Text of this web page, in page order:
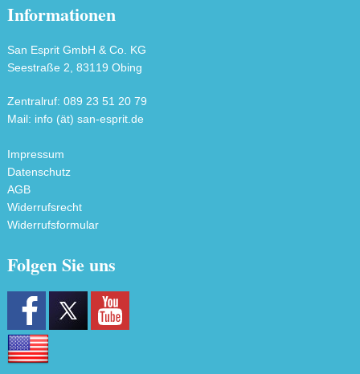
Informationen
San Esprit GmbH & Co. KG
Seestraße 2, 83119 Obing
Zentralruf: 089 23 51 20 79
Mail: info (ät) san-esprit.de
Impressum
Datenschutz
AGB
Widerrufsrecht
Widerrufsformular
Folgen Sie uns